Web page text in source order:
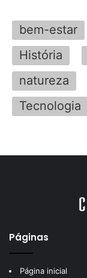
bem-estar
História
natureza
Tecnologia
Páginas
Página inicial